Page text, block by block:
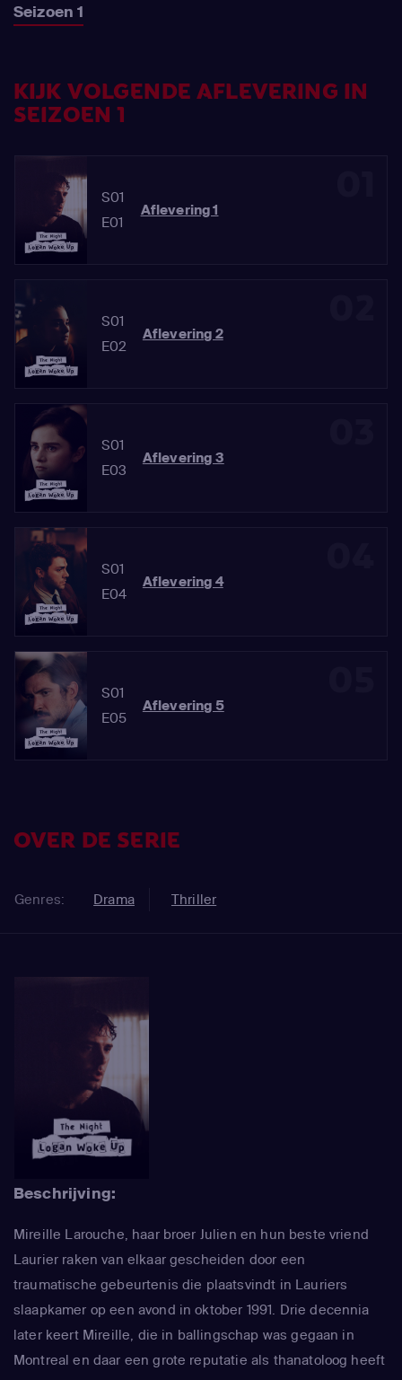
Seizoen 1
KIJK VOLGENDE AFLEVERING IN
SEIZOEN 1
S01
E01
Aflevering 1
S01
E02
Aflevering 2
S01
E03
Aflevering 3
S01
E04
Aflevering 4
S01
E05
Aflevering 5
OVER DE SERIE
Genres: Drama Thriller
Beschrijving:
Mireille Larouche, haar broer Julien en hun beste vriend
Laurier raken van elkaar gescheiden door een
traumatische gebeurtenis die plaatsvindt in Lauriers
slaapkamer op een avond in oktober 1991. Drie decennia
later keert Mireille, die in ballingschap was gegaan in
Montreal en daar een grote reputatie als thanatoloog heeft